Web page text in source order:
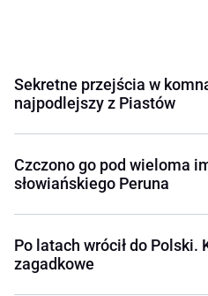
Sekretne przejścia w
najpodlejszy z Piastów
Czczono go pod wieloma
słowiańskiego Peruna
Po latach wrócił do Polski.
zagadkowe